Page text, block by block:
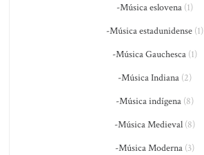
-Música eslovena(1)
-Música estadunidense(1)
-Música Gauchesca(1)
-Música Indiana(2)
-Música indígena(8)
-Música Medieval(8)
-Música Moderna(3)